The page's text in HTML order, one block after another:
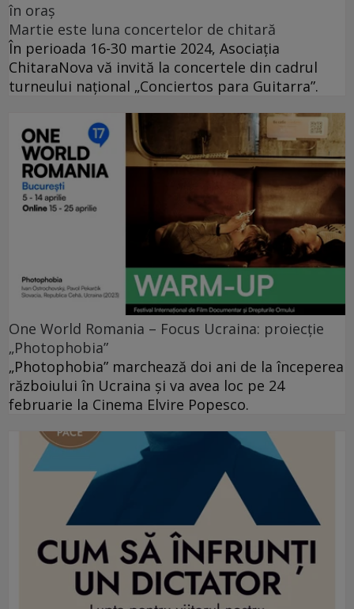
în oraș
Martie este luna concertelor de chitară
În perioada 16-30 martie 2024, Asociația
ChitaraNova vă invită la concertele din cadrul
turneului național „Conciertos para Guitarra”.
One World Romania – Focus Ucraina: proiecție
„Photophobia”
„Photophobia” marchează doi ani de la începerea
războiului în Ucraina și va avea loc pe 24
februarie la Cinema Elvire Popesco.